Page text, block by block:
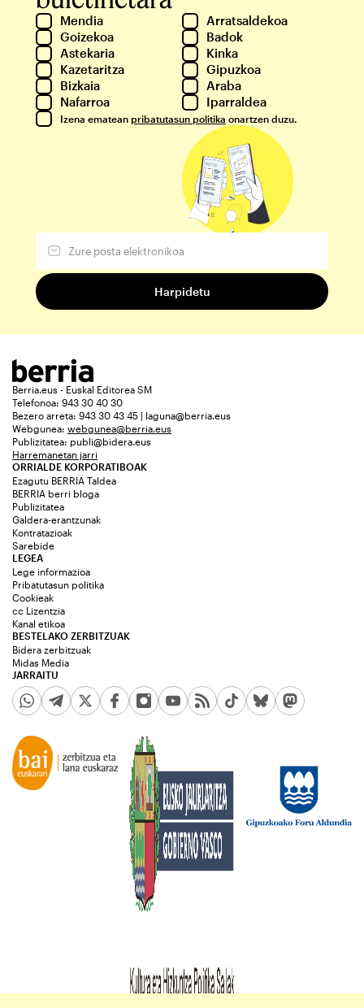
Mendia
Arratsaldekoa
Goizekoa
Badok
Astekaria
Kinka
Kazetaritza
Gipuzkoa
Bizkaia
Araba
Nafarroa
Iparraldea
Izena ematean pribatutasun politika onartzen duzu.
Berria.eus - Euskal Editorea SM
Telefonoa: 943 30 40 30
Bezero arreta: 943 30 43 45 | laguna@berria.eus
Webgunea: webgunea@berria.eus
Publizitatea: publi@bidera.eus
Harremanetan jarri
ORRIALDE KORPORATIBOAK
Ezagutu BERRIA Taldea
BERRIA berri bloga
Publizitatea
Galdera-erantzunak
Kontratazioak
Sarebide
JARRAITU
LEGEA
Lege informazioa
Pribatutasun politika
Cookieak
cc Lizentzia
Kanal etikoa
BESTELAKO ZERBITZUAK
Bidera zerbitzuak
Midas Media